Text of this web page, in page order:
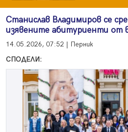
Станислав Владимиров се
изявените абитуриенти от
14.05.2026, 07:52 | Перник
СПОДЕЛИ: